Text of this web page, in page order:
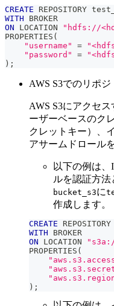
CREATE REPOSITORY
WITH BROKER
ON LOCATION
"hdfs://
PROPERTIES (
"username"
=
"password"
=
) ;
AWS S3でのリポ
AWS S3にアクセ
ーザーベースのク
クレットキー）、
アサームドロール
以下の例は
ルを認証方法
bucket_s3に
作成します。
CREATE
WITH BROKER
ON LOCATION
PROPERTIES (
) ;